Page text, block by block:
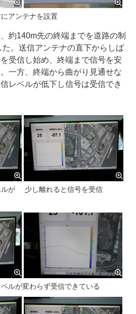
アンテナを設置
約140m先の終端までを道路の制
。送信アンテナの直下からしば
受信し始め、終端まで信号を安
一方、終端から曲がり見通せな
レベルが低下し信号は受信でき
が
少し離れると信号を受信
ルが変わらず受信できている